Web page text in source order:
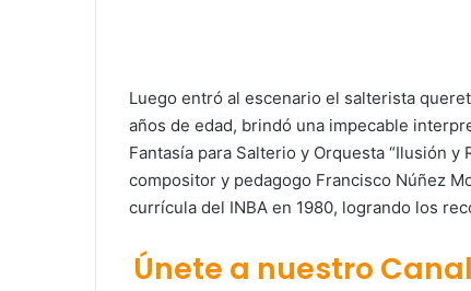
Luego entró al escenario el salterista
años de edad, brindó una impecable
Fantasía para Salterio y Orquesta “Ilusión
compositor y pedagogo Francisco Núñez
currícula del INBA en 1980, logrando los
Únete a nuestro